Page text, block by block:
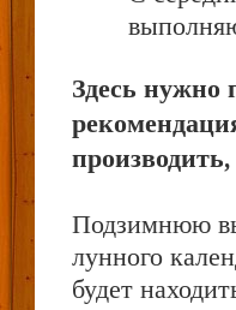
Здесь нужно
Подзимнюю
лунного
будет